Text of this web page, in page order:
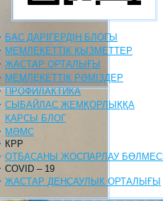
БАС ДАРІГЕРДІҢ БЛОГЫ
МЕМЛЕКЕТТІК ҚЫЗМЕТТЕР
ЖАСТАР ОРТАЛЫҒЫ
МЕМЛЕКЕТТІК РӘМІЗДЕР
ПРОФИЛАКТИКА
СЫБАЙЛАС ЖЕМҚОРЛЫҚҚА
ҚАРСЫ БЛОГ
МӘМС
КРР
ОТБАСАНЫ ЖОСПАРЛАУ БӨЛМЕСІ
COVID – 19
ЖАСТАР ДЕНСАУЛЫҚ ОРТАЛЫҒЫ